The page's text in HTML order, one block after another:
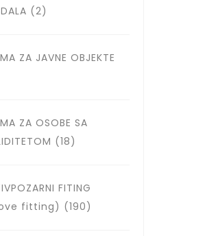
(2)
ZA JAVNE OBJEKTE
ZA OSOBE SA
(18)
FITING
fitting) (190)